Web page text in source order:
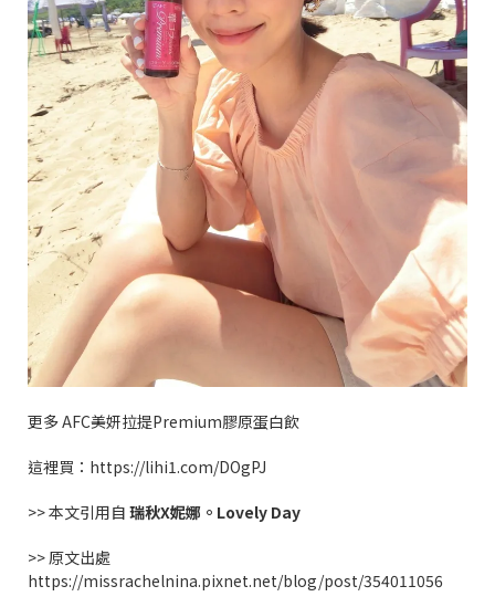
更多AFC美妍拉提Premium膠原蛋白飲
這裡買： https://lihi1.com/DOgPJ
>>本文引用自 瑞秋X妮娜。 Lovely Day
>> 原文出處
https://missrachelnina.pixnet.net/blog/post/354011056